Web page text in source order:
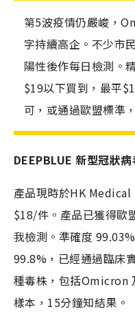
第5波疫情仍嚴峻，
字持續高企。不少市
陽性後作每日檢測。
$19以下買到，最平
可，或通過歐盟標準
DEEPBLUE 新型冠狀
產品現時於HK Medical
$18/件。產品已獲得歐
我檢測。準確度
99.8%，已經通過臨床
種毒株，包括Omicron
樣本，15分鐘知結果。